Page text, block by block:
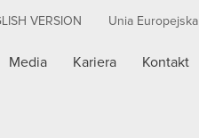
VERSION Unia Europejska
Media Kariera Kontakt